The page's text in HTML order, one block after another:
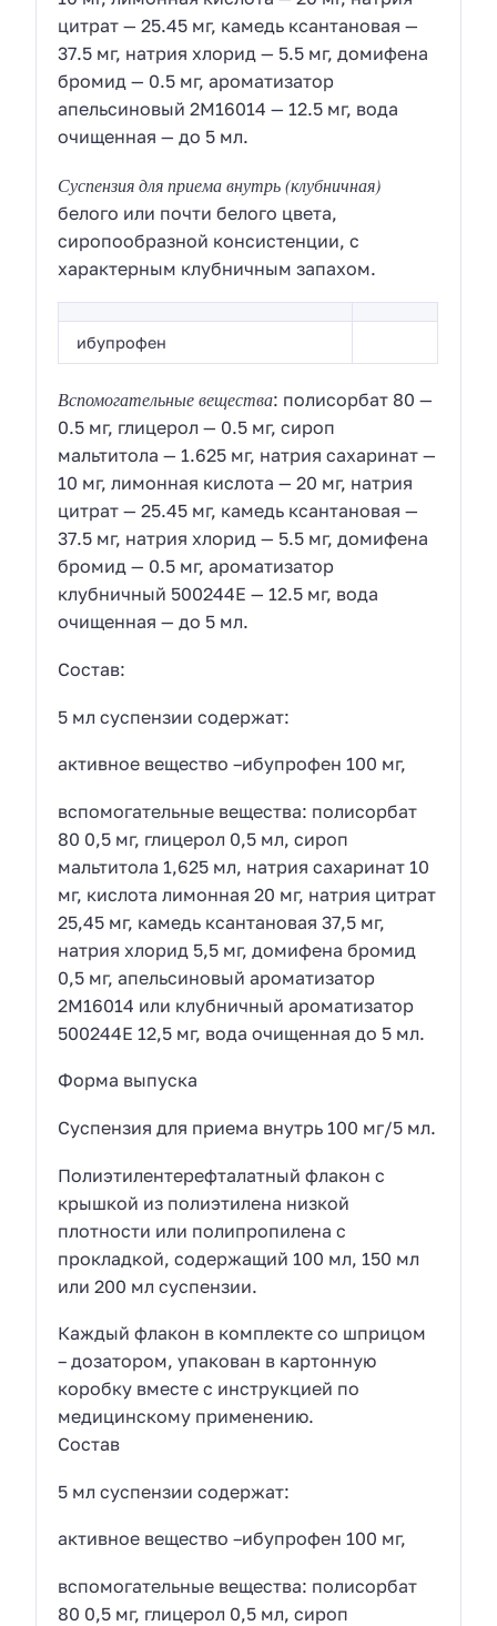
цитрат — 25.45 мг, камедь ксантановая —
37.5 мг, натрия хлорид — 5.5 мг, домифена
бромид — 0.5 мг, ароматизатор
апельсиновый 2М16014 — 12.5 мг, вода
очищенная — до 5 мл.
Суспензия для приема внутрь(клубничная)
белого или почти белого цвета,
сиропообразной консистенции, с
характерным клубничным запахом.
ибупрофен
Вспомогательные вещества: полисорбат 80 —
0.5 мг, глицерол — 0.5 мг, сироп
мальтитола — 1.625 мг, натрия сахаринат —
10 мг, лимонная кислота — 20 мг, натрия
цитрат — 25.45 мг, камедь ксантановая —
37.5 мг, натрия хлорид — 5.5 мг, домифена
бромид — 0.5 мг, ароматизатор
клубничный 500244E — 12.5 мг, вода
очищенная — до 5 мл.
Состав:
5 мл суспензии содержат:
активное вещество –ибупрофен 100 мг,
вспомогательные вещества: полисорбат
80 0,5 мг, глицерол 0,5 мл, сироп
мальтитола 1,625 мл, натрия сахаринат 10
мг, кислота лимонная 20 мг, натрия цитрат
25,45 мг, камедь ксантановая 37,5 мг,
натрия хлорид 5,5 мг, домифена бромид
0,5 мг, апельсиновый ароматизатор
2М16014 или клубничный ароматизатор
500244Е 12,5 мг, вода очищенная до 5 мл.
Форма выпуска
Суспензия для приема внутрь 100 мг/5 мл.
Полиэтилентерефталатный флакон с
крышкой из полиэтилена низкой
плотности или полипропилена с
прокладкой, содержащий 100 мл, 150 мл
или 200 мл суспензии.
Каждый флакон в комплекте со шприцом
– дозатором, упакован в картонную
коробку вместе с инструкцией по
медицинскому применению.
Состав
5 мл суспензии содержат:
активное вещество –ибупрофен 100 мг,
вспомогательные вещества: полисорбат
80 0,5 мг, глицерол 0,5 мл, сироп